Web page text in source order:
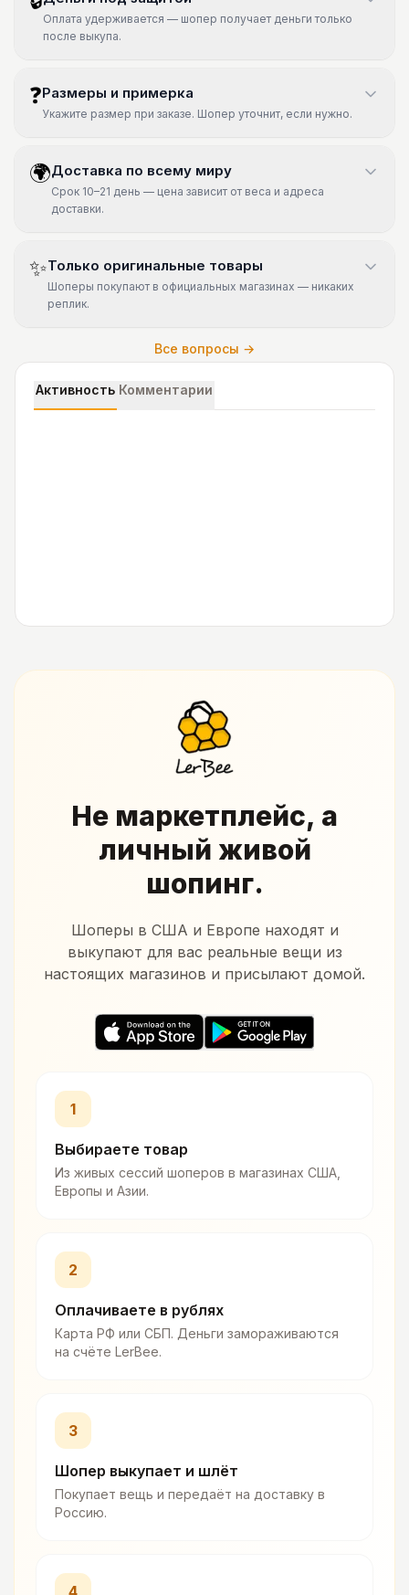
Оплата удерживается — шопер получает деньги только
после выкупа.
❓Размеры и примерка
Укажите размер при заказе. Шопер уточнит, если нужно.
🌍Доставка по всему миру
Срок 10–21 день — цена зависит от веса и адреса
доставки.
✨Только оригинальные товары
Шоперы покупают в официальных магазинах — никаких
реплик.
Все вопросы →
Активность Комментарии
Не маркетплейс, а
личный живой
шопинг.
Шоперы в США и Европе находят и
выкупают для вас реальные вещи из
настоящих магазинов и присылают домой.
1
Выбираете товар
Из живых сессий шоперов в магазинах США,
Европы и Азии.
2
Оплачиваете в рублях
Карта РФ или СБП. Деньги замораживаются
на счёте LerBee.
3
Шопер выкупает и шлёт
Покупает вещь и передаёт на доставку в
Россию.
4